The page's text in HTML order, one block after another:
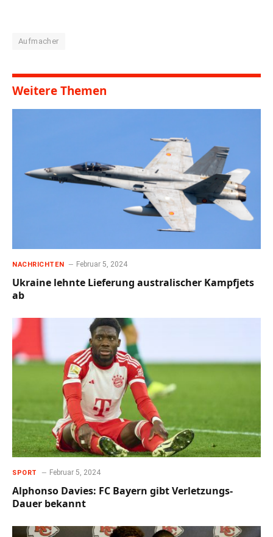
Aufmacher
Weitere Themen
NACHRICHTEN Februar 5, 2024
Ukraine lehnte Lieferung australischer Kampfjets
ab
SPORT Februar 5, 2024
Alphonso Davies: FC Bayern gibt Verletzungs-
Dauer bekannt